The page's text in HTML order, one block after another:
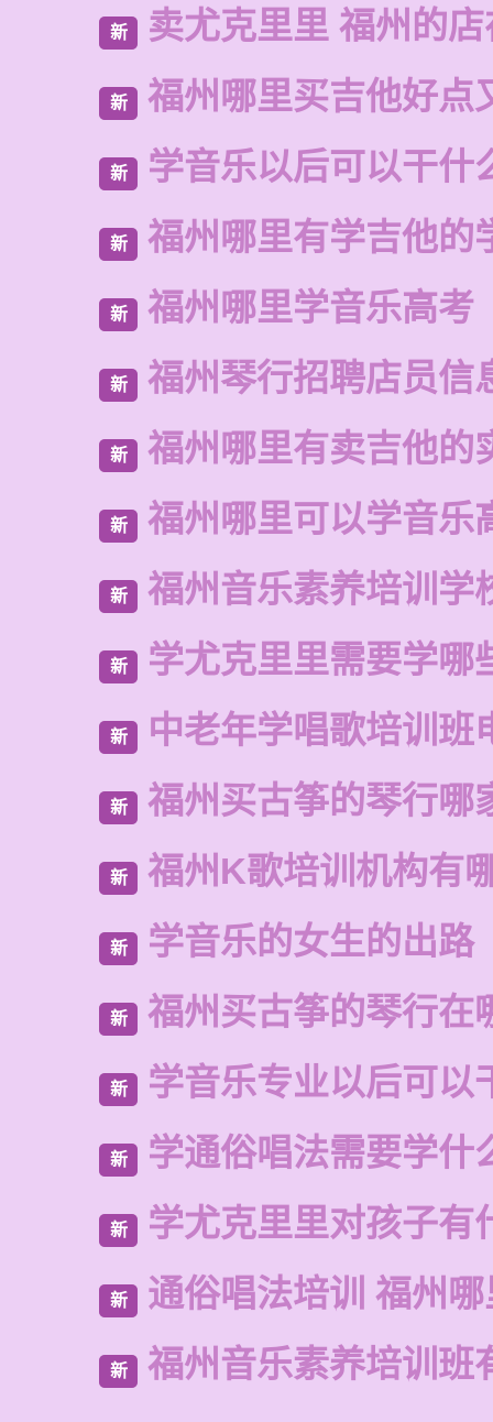
新 卖尤克里里 福州的
新 福州哪里买吉他好点
新 学音乐以后可以干什
新 福州哪里有学吉他的
新 福州哪里学音乐高考
新 福州琴行招聘店员信
新 福州哪里有卖吉他的
新 福州哪里可以学音乐
新 福州音乐素养培训学
新 学尤克里里需要学哪
新 中老年学唱歌培训班
新 福州买古筝的琴行哪
新 福州K歌培训机构有
新 学音乐的女生的出路
新 福州买古筝的琴行在
新 学音乐专业以后可以
新 学通俗唱法需要学什
新 学尤克里里对孩子有
新 通俗唱法培训 福州
新 福州音乐素养培训班